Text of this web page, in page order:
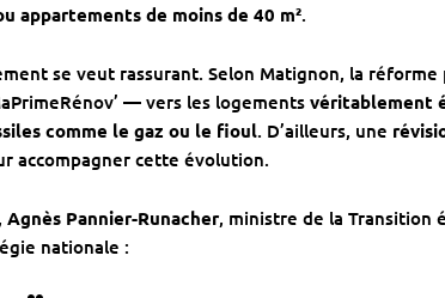
appartements de moins de 40 m².
se veut rassurant. Selon Matignon, la
— vers les logementsvéritablement
comme le gaz ou le fioul. D’ailleurs, une
accompagner cette évolution.
Agnès Pannier-Runacher, ministre de la Transition
nationale :